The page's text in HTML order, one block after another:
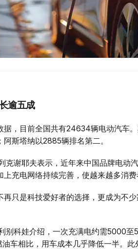
逾五成
据，目前全国共有24634辆电动汽车
斯塔纳以2885辆排名第二。
克谢耶夫表示，近年来中国品牌电动
充电网络持续完善，使越来越多消费
只是科技爱好者的选择，更成为不
别科娃介绍，一次充满电约需5000
车相比，用车成本几乎降低一半。